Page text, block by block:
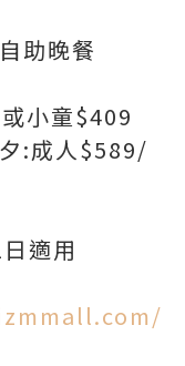
助晚餐
小童$409
:成人$589/
適用